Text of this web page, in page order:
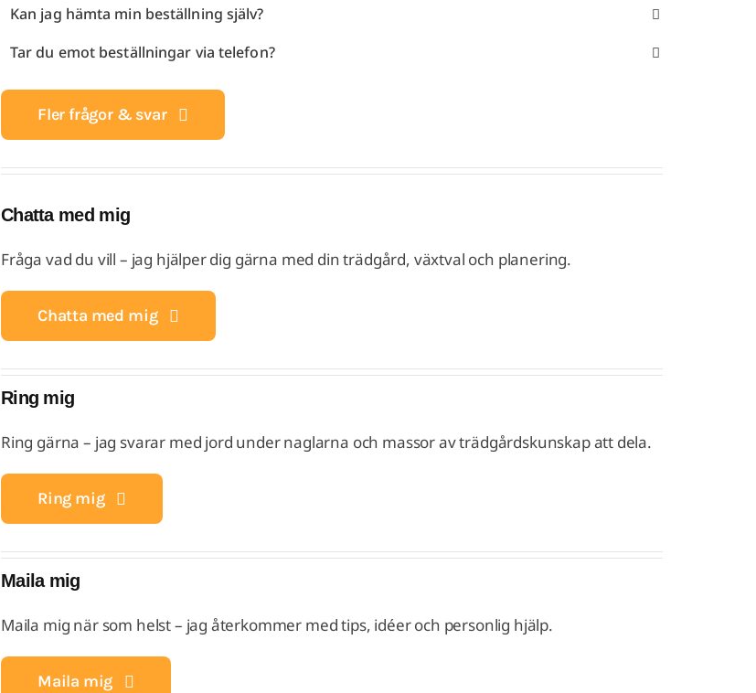
Kan jag hämta min beställning själv?
Tar du emot beställningar via telefon?
Fler frågor & svar
Chatta med mig
Fråga vad du vill – jag hjälper dig gärna med din trädgård, växtval och planering.
Chatta med mig
Ring mig
Ring gärna – jag svarar med jord under naglarna och massor av trädgårdskunskap att dela.
Ring mig
Maila mig
Maila mig när som helst – jag återkommer med tips, idéer och personlig hjälp.
Maila mig